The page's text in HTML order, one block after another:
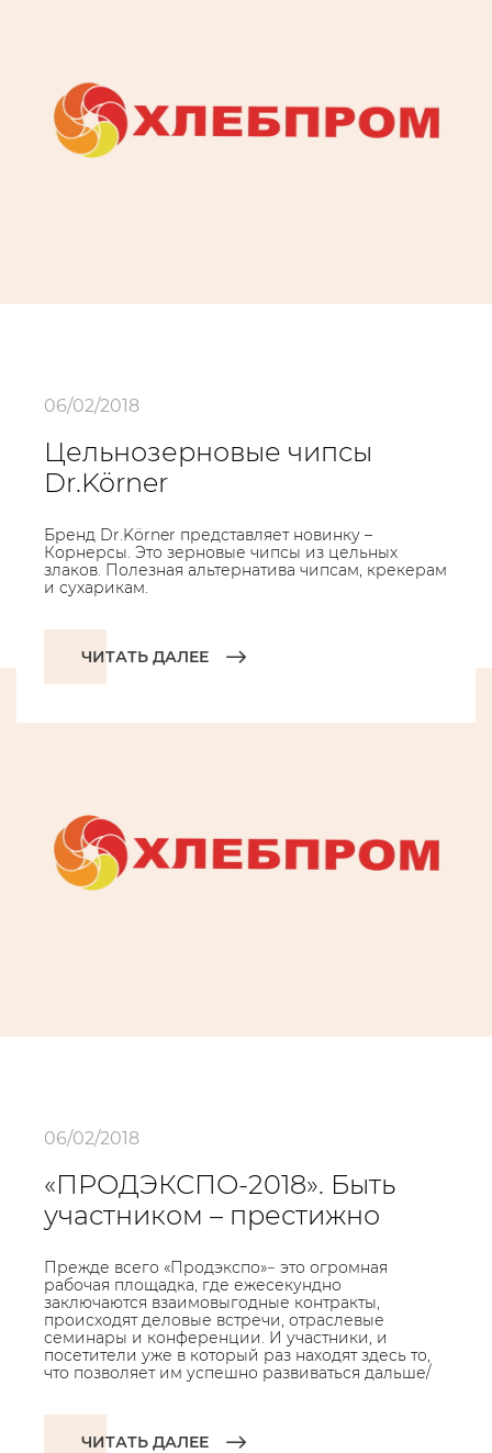
06/02/2018
Цельнозерновые чипсы
Dr.Körner
Бренд Dr.Körner представляет новинку –
Корнерсы. Это зерновые чипсы из цельных
злаков. Полезная альтернатива чипсам, крекерам
и сухарикам.
ЧИТАТЬ ДАЛЕЕ
06/02/2018
«ПРОДЭКСПО-2018». Быть
участником – престижно
Прежде всего «Продэкспо»− это огромная
рабочая площадка, где ежесекундно
заключаются взаимовыгодные контракты,
происходят деловые встречи, отраслевые
семинары и конференции. И участники, и
посетители уже в который раз находят здесь то,
что позволяет им успешно развиваться дальше/
ЧИТАТЬ ДАЛЕЕ